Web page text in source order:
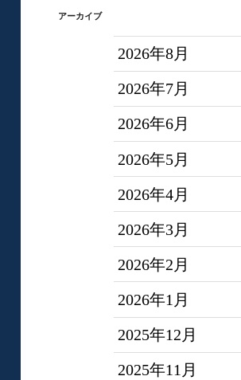
アーカイブ
2026年8月
2026年7月
2026年6月
2026年5月
2026年4月
2026年3月
2026年2月
2026年1月
2025年12月
2025年11月